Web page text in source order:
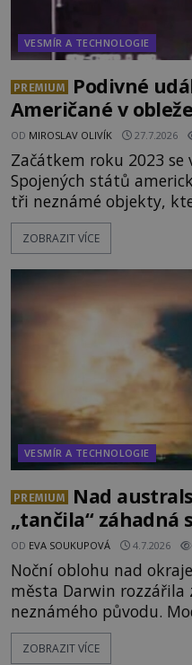
VESMÍR A TECHNOLOGIE
PREMIUM
Podivné
Američané v
OD MIROSLAV OLIVÍK 27.7.2026
Začátkem roku 2023
Spojených států
tři neznámé objekty,
Do dnešních dnů
těles objeveny. Je
mimozemského původu? Dne 4. února roku 2023
vydává
ZOBRAZIT VÍCE
VESMÍR A TECHNOLOGIE
PREMIUM
Nad
„tančila“ záhadná
OD EVA SOUKUPOVÁ 4.7.2026
Noční oblohu nad
města Darwin rozzářila
neznámého původu. Modré světelné koule byly
viditelné nejméně
opakovaně objevovaly
ZOBRAZIT VÍCE